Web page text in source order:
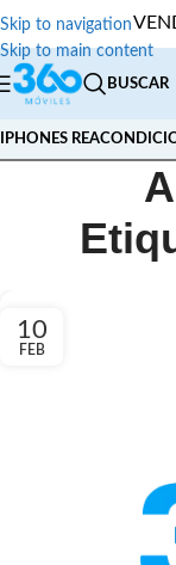
Skip to navigation
Skip to main content
BUSCAR
IPHONES
10
FEB